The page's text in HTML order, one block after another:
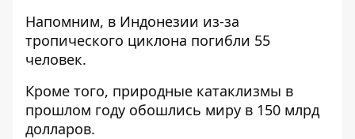
Напомним, в Индонезии из-за
тропического циклона погибли 55
человек.
Кроме того, природные катаклизмы в
прошлом году обошлись миру в 150 млрд
долларов.